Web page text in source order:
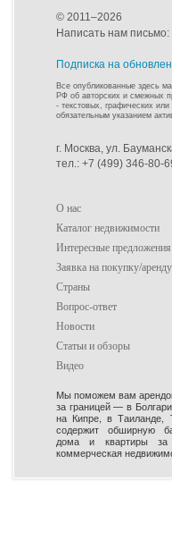
© 2011–2026
Написать нам письмо:
Подписка на
Все опубликованные здесь
РФ об авторских и смежных
- текстовых, графических
обязательным указанием
г. Москва, ул.
тел.: +7 (499) 346-80-
О нас
Каталог недвижимости
Интересные предложения
Заявка на покупку/аренду
Страны
Вопрос-ответ
Новости
Статьи и обзоры
Видео
Мы поможем вам
за границей — в
на Кипре, в Таиланде,
содержит обширную
дома и квартиры за
коммерческая